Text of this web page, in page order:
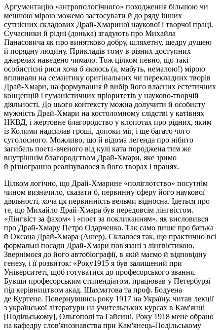
Аргументацію «антропологічного» походження більшою чи
меншою мірою можемо застосувати й до ряду інших
сутнісних складових Драй-Хмариноїнауковоїі творчої праці.
Сучасники й рідні (донька) згадують про Михайла
Панасовича як про винятково добру, шляхетну, щедру душею
й порядну людину. Прикладів тому в різних доступних
джерелах наведено чимало. Тож цілком певно, що такі
особистісні риси хоча б якоюсь (а, мабуть, немалою!) мірою
впливали на семантику оригінальних чи перекладних творів
Драй-Хмари, на формування й вибір його власних естетичних
концепцій і гуманістичних пріоритетів у науково-творчій
діяльності. До цього контексту можна долучити й особисту
мужність Драй-Хмари на костоломному слідстві у катівнях
НКВД, і жертовне благородство у клопотах про рідних, яким
із Колими надсилав гроші, допоки міг, і ще багато чого
суголосного. Можливо, що й відома легенда про нібито
загибель поета-вченого від кулі ката породжена тим же
внутрішнім благородством Драй-Хмари, яке зримо
й різногранно реалізувалося в його творах і працях.
Цілком логічно, що Драй-Хмарине «поліглотство» посутнім
чином визначило, сказати б, первинну сферу його наукової
діяльності, хоча ця первинність вельми відносна. Ідеться про
те, що Михайло Драй-Хмара був передовсім лінгвістом.
«Лінгвіст за фахом» і «поет за покликанням», як висловився
про Драй-Хмару Петро Одарченко. Так само пише про батька
й Оксана Драй-Хмара (Ашер). Склалося так, що практично всі
формальні посади Драй-Хмари пов'язані з лінгвістикою.
Звернімося до його автобіографії, в якій маємо й відповідну
генезу, і її розвиток: «Року1915 я був залишений при
Університеті, щоб готуватися до професорського звання.
Бувши професорським стипендіатом, працював у Петербурзі
під керівництвом акад. Шахматова та проф. Бодуена
де Куртене. Повернувшись року 1917 на Україну, читав лекції
з української літератури на учительських курсах в Кам'янці
[Подільському], Ольгополі та Гайсині. Року 1918 мене обрано
на кафедру слов'янознавства при Кам'янець-Подільському